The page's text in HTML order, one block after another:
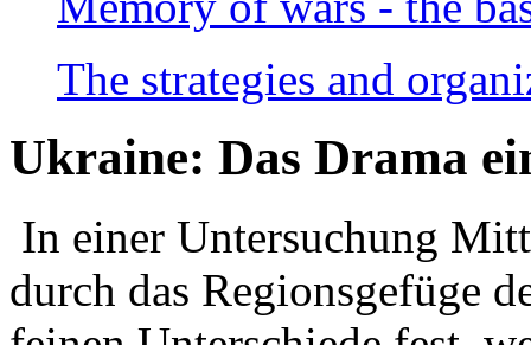
The strategies and
Ukraine: Das Drama
In einer Untersuchung
durch das Regionsgefüge